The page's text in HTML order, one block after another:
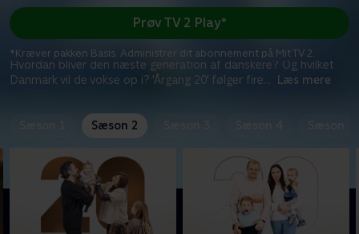
Hvordan bliver den næste generation af danskere? Og hvilket
Danmark vil de vokse op i? 'Årgang 20' følger fire... Læs mere
Prøv TV 2 Play*
*Kræver pakken Basis. Administrer dit abonnement på Mit TV 2.
Sæson 2